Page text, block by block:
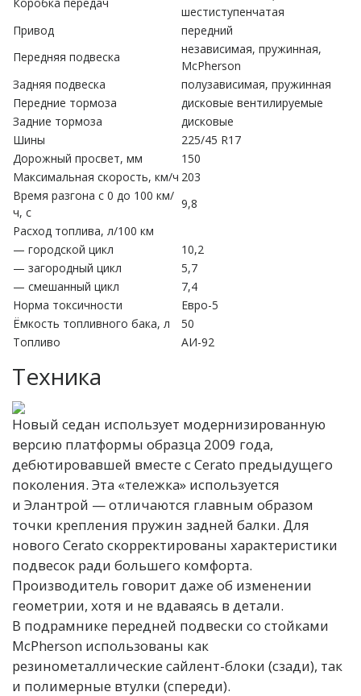
шестиступенчатая
Привод
передний
Передняя подвеска
независимая, пружинная,
McPherson
Задняя подвеска
полузависимая, пружинная
Передние тормоза
дисковые вентилируемые
Задние тормоза
дисковые
Шины
225/45 R17
Дорожный просвет, мм
150
Максимальная скорость, км/ч 203
Время разгона с 0 до 100 км/
ч, с
9,8
Расход топлива, л/100 км
— городской цикл
10,2
— загородный цикл
5,7
— смешанный цикл
7,4
Норма токсичности
Евро-5
Ёмкость топливного бака, л
50
Топливо
АИ-92
Техника
Новый седан использует модернизированную
версию платформы образца 2009 года,
дебютировавшей вместе с Cerato предыдущего
поколения. Эта «тележка» используется
и Элантрой — отличаются главным образом
точки крепления пружин задней балки. Для
нового Cerato скорректированы характеристики
подвесок ради большего комфорта.
Производитель говорит даже об изменении
геометрии, хотя и не вдаваясь в детали.
В подрамнике передней подвески со стойками
McPherson использованы как
резинометаллические сайлент-блоки (сзади), так
и полимерные втулки (спереди).